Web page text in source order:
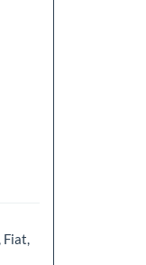
Fiat,